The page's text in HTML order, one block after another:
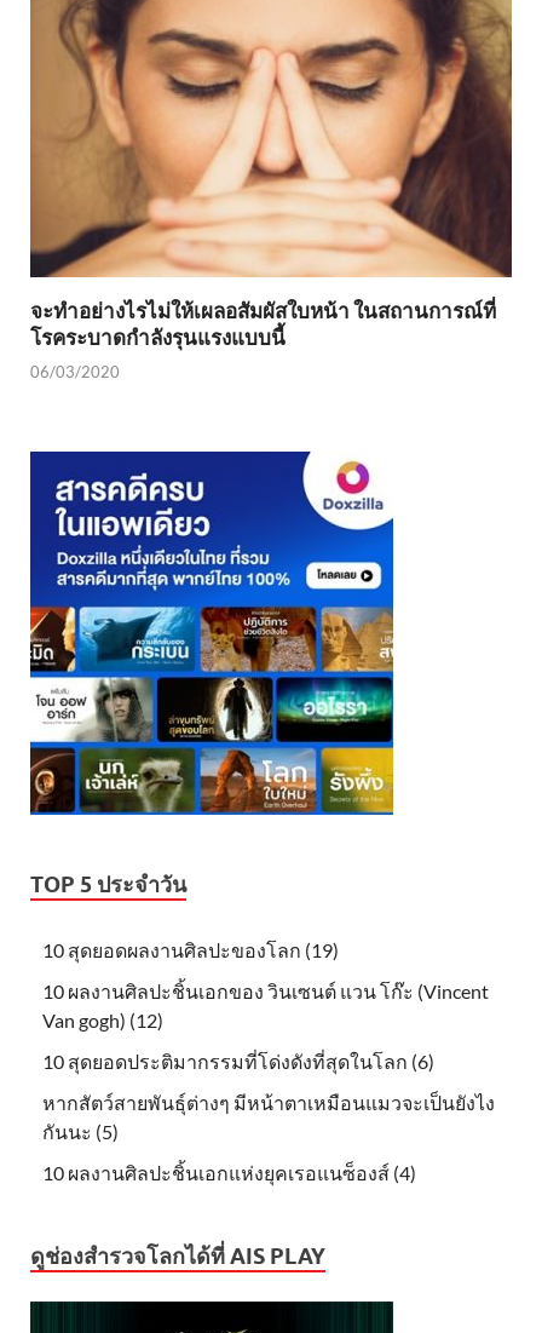
จะทำอย่างไรไม่ให้เผลอสัมผัสใบหน้า ในสถานการณ์ที่
โรคระบาดกำลังรุนแรงแบบนี้
06/03/2020
TOP 5 ประจำวัน
10 สุดยอดผลงานศิลปะของโลก (19)
10 ผลงานศิลปะชิ้นเอกของ วินเซนต์ แวน โก๊ะ (Vincent
Van gogh) (12)
10 สุดยอดประติมากรรมที่โด่งดังที่สุดในโลก (6)
หากสัตว์สายพันธุ์ต่างๆ มีหน้าตาเหมือนแมวจะเป็นยังไง
กันนะ (5)
10 ผลงานศิลปะชิ้นเอกแห่งยุคเรอแนซ็องส์ (4)
ดูช่องสำรวจโลกได้ที่ AIS PLAY